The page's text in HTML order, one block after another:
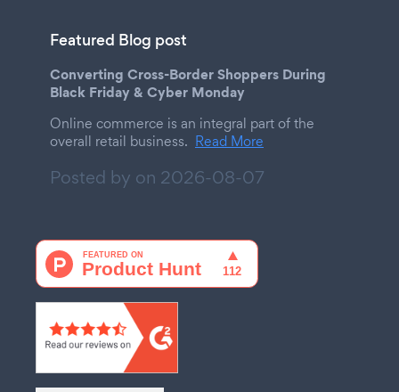
Featured Blog post
Converting Cross-Border Shoppers During
Black Friday & Cyber Monday
Online commerce is an integral part of the
overall retail business. Read More
Posted by on 2026-08-07